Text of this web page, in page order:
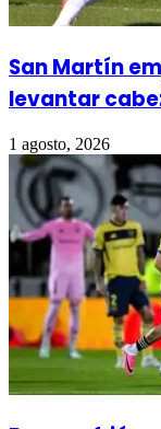
San Martín
levantar
1 agosto, 2026